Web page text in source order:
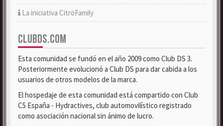
La iniciativa CitröFamily
CLUBDS.COM
Esta comunidad se fundó en el año 2009 como Club DS 3.
Posteriormente evolucionó a Club DS para dar cabida a los
usuarios de otros modelos de la marca.
El hospedaje de esta comunidad está compartido con Club
C5 España - Hydractives, club automovilístico registrado
como asociación nacional sin ánimo de lucro.